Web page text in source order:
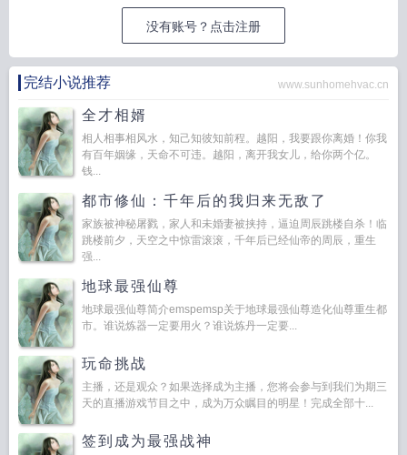
没有账号？点击注册
完结小说推荐 www.sunhomehvac.cn
全才相婿
相人相事相风水，知己知彼知前程。越阳，我要跟你离婚！你我
有百年姻缘，天命不可违。越阳，离开我女儿，给你两个亿。
钱...
都市修仙：千年后的我归来无敌了
家族被神秘屠戮，家人和未婚妻被挟持，逼迫周辰跳楼自杀！临
跳楼前夕，天空之中惊雷滚滚，千年后已经仙帝的周辰，重生
强...
地球最强仙尊
地球最强仙尊简介emspemsp关于地球最强仙尊造化仙尊重生都
市。谁说炼器一定要用火？谁说炼丹一定要...
玩命挑战
主播，还是观众？如果选择成为主播，您将会参与到我们为期三
天的直播游戏节目之中，成为万众瞩目的明星！完成全部十...
签到成为最强战神